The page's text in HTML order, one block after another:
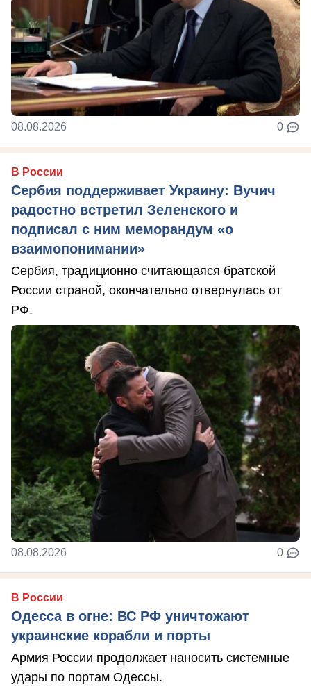
08.08.2026 0
В России
Сербия поддерживает Украину: Вучич
радостно встретил Зеленского и
подписал с ним меморандум «о
взаимопонимании»
Сербия, традиционно считающаяся братской
России страной, окончательно отвернулась от
РФ.
08.08.2026 0
В России
Одесса в огне: ВС РФ уничтожают
украинские корабли и порты
Армия России продолжает наносить системные
удары по портам Одессы.